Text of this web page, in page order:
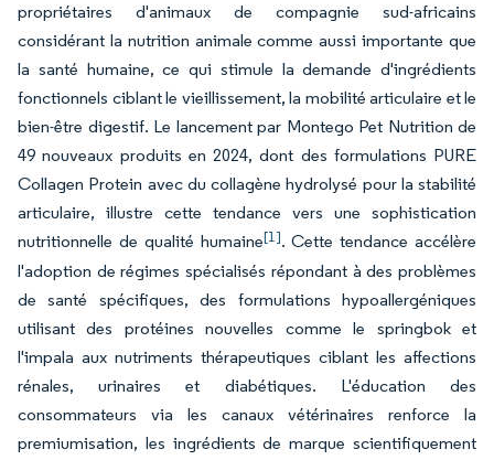
propriétaires d'animaux de compagnie sud-africains
considérant la nutrition animale comme aussi importante que
la santé humaine, ce qui stimule la demande d'ingrédients
fonctionnels ciblant le vieillissement, la mobilité articulaire et le
bien-être digestif. Le lancement par Montego Pet Nutrition de
49 nouveaux produits en 2024, dont des formulations PURE
Collagen Protein avec du collagène hydrolysé pour la stabilité
articulaire, illustre cette tendance vers une sophistication
nutritionnelle de qualité humaine[1]. Cette tendance accélère
l'adoption de régimes spécialisés répondant à des problèmes
de santé spécifiques, des formulations hypoallergéniques
utilisant des protéines nouvelles comme le springbok et
l'impala aux nutriments thérapeutiques ciblant les affections
rénales, urinaires et diabétiques. L'éducation des
consommateurs via les canaux vétérinaires renforce la
premiumisation, les ingrédients de marque scientifiquement